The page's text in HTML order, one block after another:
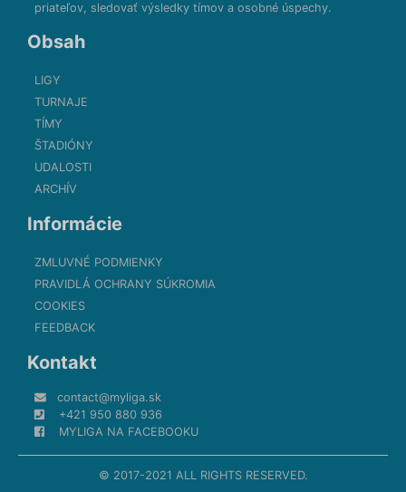
priateľov, sledovať výsledky tímov a osobné úspechy.
Obsah
LIGY
TURNAJE
TÍMY
ŠTADIÓNY
UDALOSTI
ARCHÍV
Informácie
ZMLUVNÉ PODMIENKY
PRAVIDLÁ OCHRANY SÚKROMIA
COOKIES
FEEDBACK
Kontakt
contact@myliga.sk
+421 950 880 936
MYLIGA NA FACEBOOKU
© 2017-2021 ALL RIGHTS RESERVED.